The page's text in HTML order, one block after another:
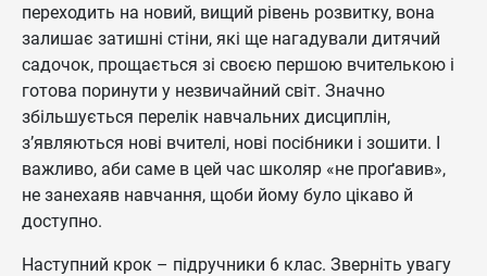
переходить на новий, вищий рівень розвитку, вона
залишає затишні стіни, які ще нагадували дитячий
садочок, прощається зі своєю першою вчителькою і
готова поринути у незвичайний світ. Значно
збільшується перелік навчальних дисциплін,
з’являються нові вчителі, нові посібники і зошити. І
важливо, аби саме в цей час школяр «не проґавив»,
не занехаяв навчання, щоби йому було цікаво й
доступно.
Наступний крок – підручники 6 клас. Зверніть увагу